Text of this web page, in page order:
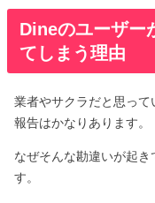
Dineのユーザー
てしまう理由
業者やサクラだと思っ
報告はかなりあります。
なぜそんな勘違いが起
す。